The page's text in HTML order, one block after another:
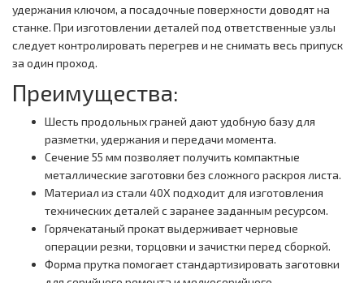
удержания ключом, а посадочные поверхности доводят на
станке. При изготовлении деталей под ответственные узлы
следует контролировать перегрев и не снимать весь припуск
за один проход.
Преимущества:
Шесть продольных граней дают удобную базу для
разметки, удержания и передачи момента.
Сечение 55 мм позволяет получить компактные
металлические заготовки без сложного раскроя листа.
Материал из стали 40Х подходит для изготовления
технических деталей с заранее заданным ресурсом.
Горячекатаный прокат выдерживает черновые
операции резки, торцовки и зачистки перед сборкой.
Форма прутка помогает стандартизировать заготовки